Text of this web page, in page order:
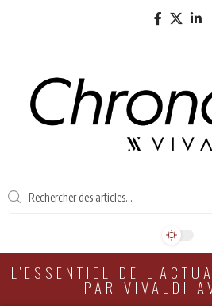
L'ESSENTIEL DE
PAR VIVALDI